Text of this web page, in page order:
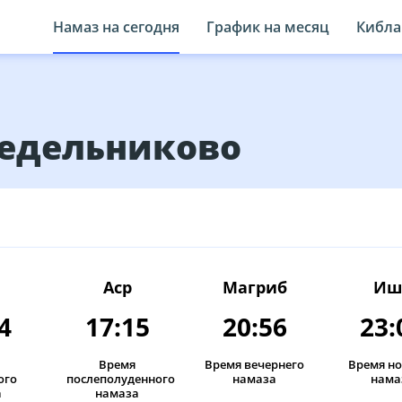
Намаз на сегодня График на месяц Кибла
Аср
17:15
Время
послеполуденного
намаза
Магриб
20:56
Время вечернего
намаза
Время
13:05 17:22 21:12
21:10
17:20 21:08
21:05